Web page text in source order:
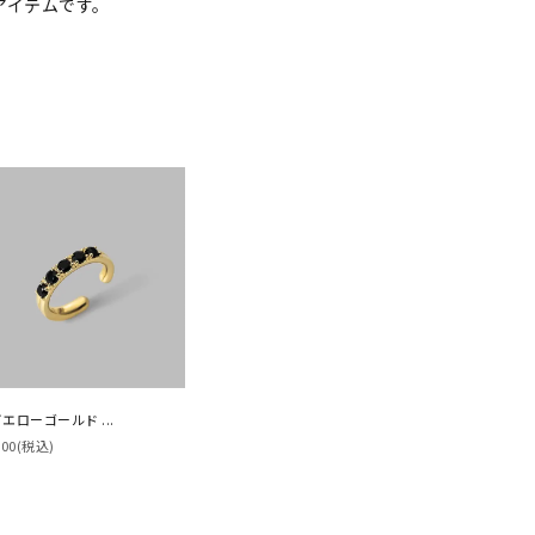
テムです。
ローゴールド ...
(税込)